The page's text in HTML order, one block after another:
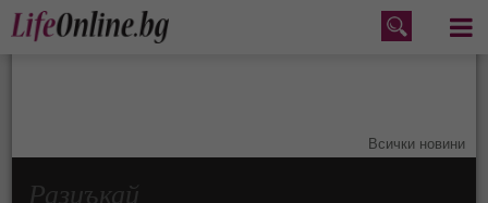
Меню
Всички новини
Разцъкай